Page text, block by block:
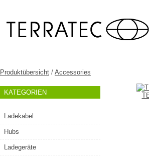
Produktübersicht / Accessories
KATEGORIEN
Ladekabel
Hubs
Ladegeräte